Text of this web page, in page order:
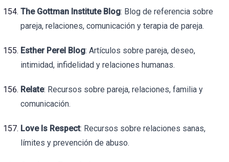
The Gottman Institute Blog: Blog de referencia sobre
pareja, relaciones, comunicación y terapia de pareja.
Esther Perel Blog: Artículos sobre pareja, deseo,
intimidad, infidelidad y relaciones humanas.
Relate: Recursos sobre pareja, relaciones, familia y
comunicación.
Love Is Respect: Recursos sobre relaciones sanas,
límites y prevención de abuso.